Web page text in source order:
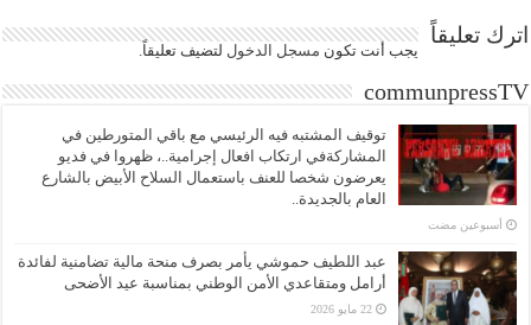
اترك تعليقاً
يجب أنت تكون مسجل الدخول لتضيف تعليقاً.
communpressTV
توقيف المشتبه فيه الرئيسي مع باقي المتورطين في
المشاركةفي ارتكاب افعال إجرامية..، ظهروا في فديو
يعرضون شخصا للعنف باستعمال السلاح الأبيض بالشارع
العام بالجديدة..
‏أسبوعين مضت
عبد اللطيف حموشي يأمر بصرف منحة مالية تضامنية لفائدة
أرامل ومتقاعدي الأمن الوطني بمناسبة عيد الأضحى
22 مايو 2026